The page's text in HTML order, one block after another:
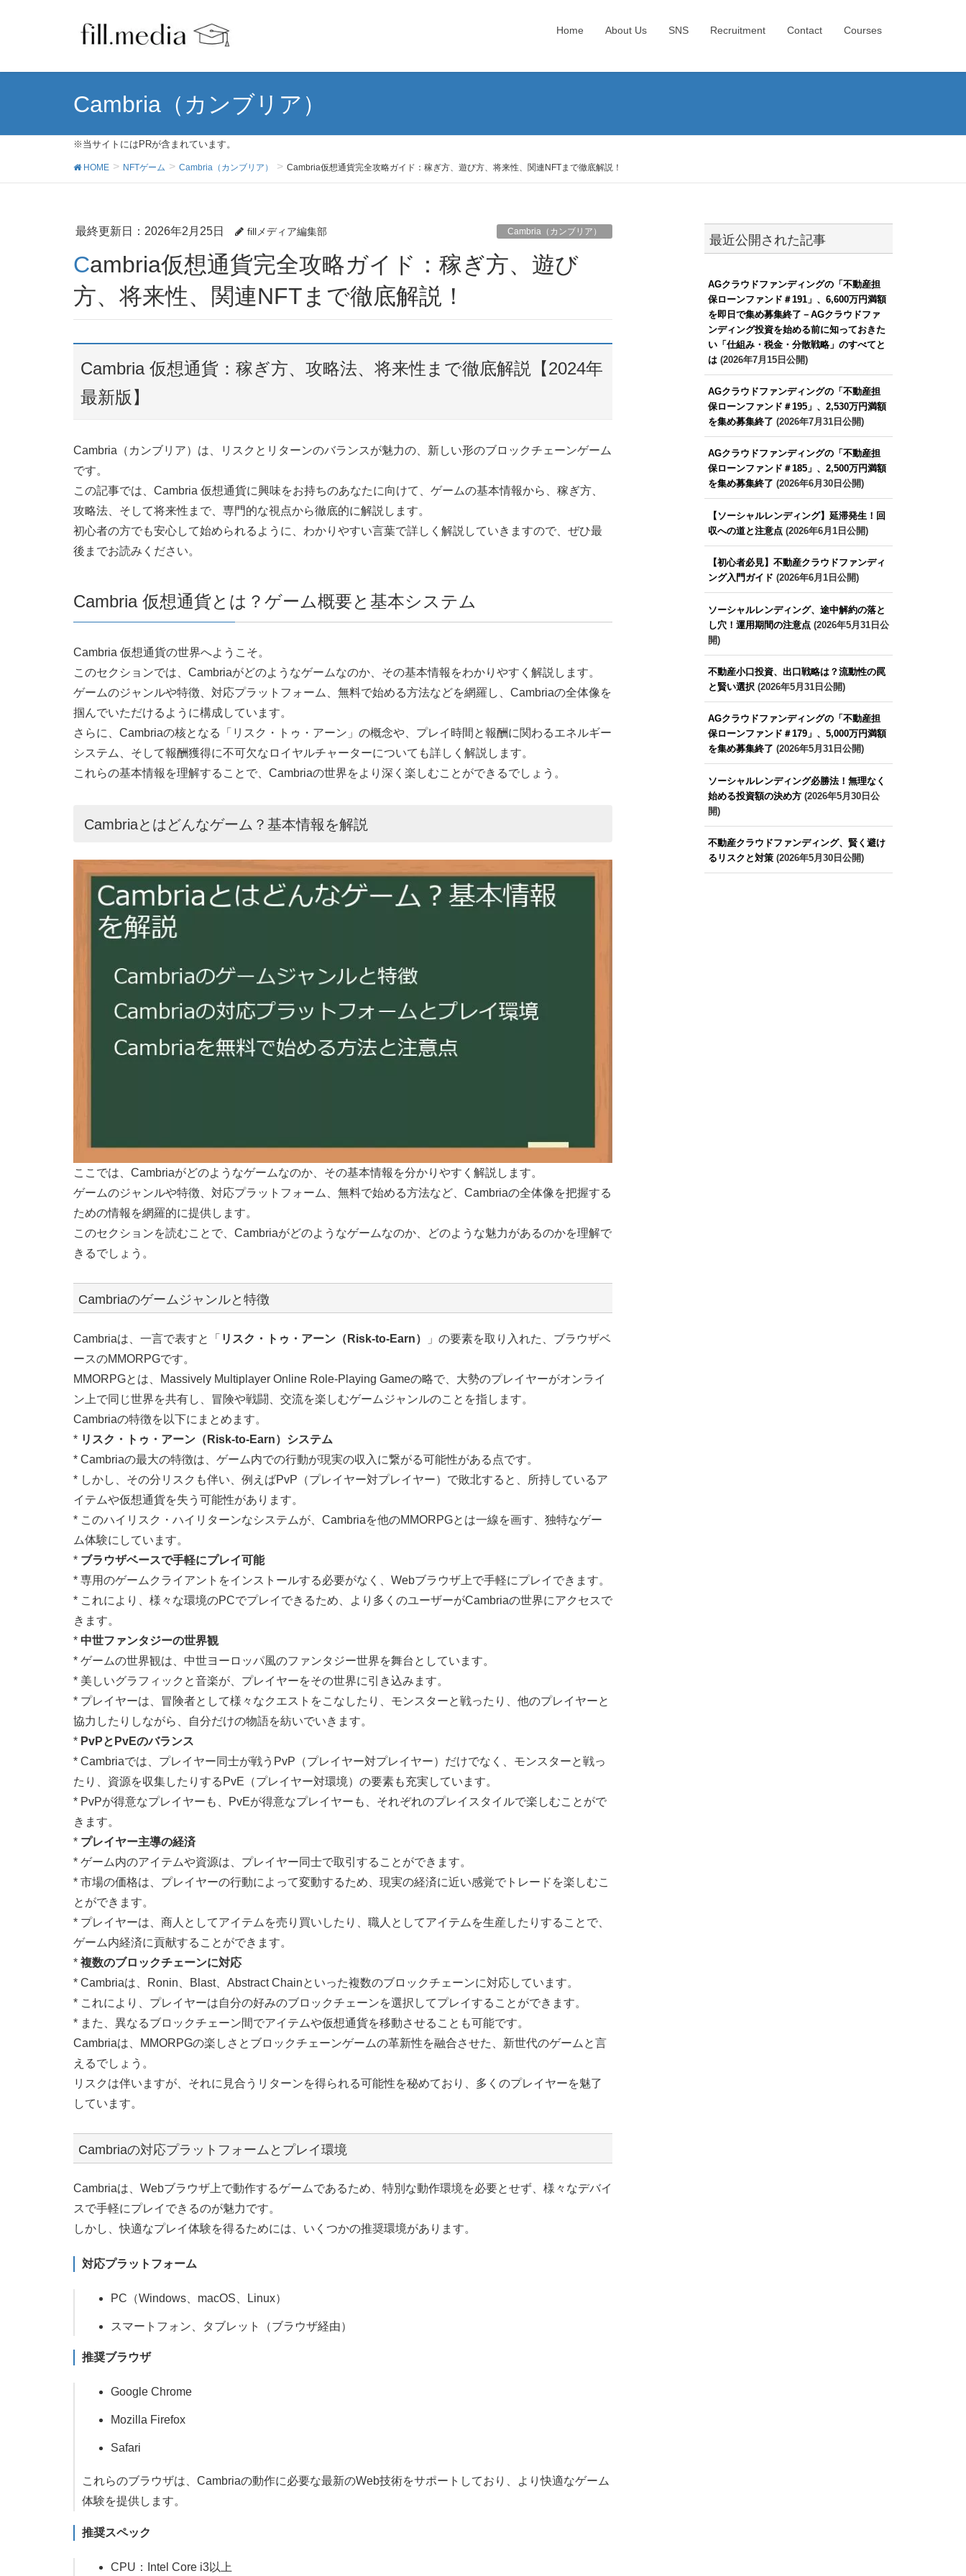
Home About Us SNS Recruitment Contact Courses
Cambria（カンブリア）
※当サイトにはPRが含まれています。
HOME NFTゲーム Cambria（カンブリア） Cambria仮想通貨完全攻略ガイド：稼ぎ方、遊び方、将来性、関連NFTまで徹底解説！
最終更新日：2026年2月25日 fillメディア編集部 Cambria（カンブリア）
Cambria仮想通貨完全攻略ガイド：稼ぎ方、遊び
方、将来性、関連NFTまで徹底解説！
Cambria 仮想通貨：稼ぎ方、攻略法、将来性まで徹底解説【2024年
最新版】
Cambria（カンブリア）は、リスクとリターンのバランスが魅力の、新しい形のブロックチェーンゲーム
です。
この記事では、Cambria 仮想通貨に興味をお持ちのあなたに向けて、ゲームの基本情報から、稼ぎ方、
攻略法、そして将来性まで、専門的な視点から徹底的に解説します。
初心者の方でも安心して始められるように、わかりやすい言葉で詳しく解説していきますので、ぜひ最
後までお読みください。
Cambria 仮想通貨とは？ゲーム概要と基本システム
Cambria 仮想通貨の世界へようこそ。
このセクションでは、Cambriaがどのようなゲームなのか、その基本情報をわかりやすく解説します。
ゲームのジャンルや特徴、対応プラットフォーム、無料で始める方法などを網羅し、Cambriaの全体像を
掴んでいただけるように構成しています。
さらに、Cambriaの核となる「リスク・トゥ・アーン」の概念や、プレイ時間と報酬に関わるエネルギー
システム、そして報酬獲得に不可欠なロイヤルチャーターについても詳しく解説します。
これらの基本情報を理解することで、Cambriaの世界をより深く楽しむことができるでしょう。
Cambriaとはどんなゲーム？基本情報を解説
ここでは、Cambriaがどのようなゲームなのか、その基本情報を分かりやすく解説します。
ゲームのジャンルや特徴、対応プラットフォーム、無料で始める方法など、Cambriaの全体像を把握する
ための情報を網羅的に提供します。
このセクションを読むことで、Cambriaがどのようなゲームなのか、どのような魅力があるのかを理解で
きるでしょう。
Cambriaのゲームジャンルと特徴
Cambriaは、一言で表すと「 リスク・トゥ・アーン（Risk-to-Earn）
」の要素を取り入れた、ブラウザベ
ースのMMORPGです。
MMORPGとは、Massively Multiplayer Online Role-Playing Gameの略で、大勢のプレイヤーがオンライ
ン上で同じ世界を共有し、冒険や戦闘、交流を楽しむゲームジャンルのことを指します。
Cambriaの特徴を以下にまとめます。
* リスク・トゥ・アーン（Risk-to-Earn）システム
* Cambriaの最大の特徴は、ゲーム内での行動が現実の収入に繋がる可能性がある点です。
* しかし、その分リスクも伴い、例えばPvP（プレイヤー対プレイヤー）で敗北すると、所持しているア
イテムや仮想通貨を失う可能性があります。
* このハイリスク・ハイリターンなシステムが、Cambriaを他のMMORPGとは一線を画す、独特なゲー
ム体験にしています。
* ブラウザベースで手軽にプレイ可能
* 専用のゲームクライアントをインストールする必要がなく、Webブラウザ上で手軽にプレイできます。
* これにより、様々な環境のPCでプレイできるため、より多くのユーザーがCambriaの世界にアクセスで
きます。
* 中世ファンタジーの世界観
* ゲームの世界観は、中世ヨーロッパ風のファンタジー世界を舞台としています。
* 美しいグラフィックと音楽が、プレイヤーをその世界に引き込みます。
* プレイヤーは、冒険者として様々なクエストをこなしたり、モンスターと戦ったり、他のプレイヤーと
協力したりしながら、自分だけの物語を紡いでいきます。
* PvPとPvEのバランス
* Cambriaでは、プレイヤー同士が戦うPvP（プレイヤー対プレイヤー）だけでなく、モンスターと戦っ
たり、資源を収集したりするPvE（プレイヤー対環境）の要素も充実しています。
* PvPが得意なプレイヤーも、PvEが得意なプレイヤーも、それぞれのプレイスタイルで楽しむことがで
きます。
* プレイヤー主導の経済
* ゲーム内のアイテムや資源は、プレイヤー同士で取引することができます。
* 市場の価格は、プレイヤーの行動によって変動するため、現実の経済に近い感覚でトレードを楽しむこ
とができます。
* プレイヤーは、商人としてアイテムを売り買いしたり、職人としてアイテムを生産したりすることで、
ゲーム内経済に貢献することができます。
* 複数のブロックチェーンに対応
* Cambriaは、Ronin、Blast、Abstract Chainといった複数のブロックチェーンに対応しています。
* これにより、プレイヤーは自分の好みのブロックチェーンを選択してプレイすることができます。
* また、異なるブロックチェーン間でアイテムや仮想通貨を移動させることも可能です。
Cambriaは、MMORPGの楽しさとブロックチェーンゲームの革新性を融合させた、新世代のゲームと言
えるでしょう。
リスクは伴いますが、それに見合うリターンを得られる可能性を秘めており、多くのプレイヤーを魅了
しています。
Cambriaの対応プラットフォームとプレイ環境
Cambriaは、Webブラウザ上で動作するゲームであるため、特別な動作環境を必要とせず、様々なデバイ
スで手軽にプレイできるのが魅力です。
しかし、快適なプレイ体験を得るためには、いくつかの推奨環境があります。
対応プラットフォーム
PC（Windows、macOS、Linux）
スマートフォン、タブレット（ブラウザ経由）
推奨ブラウザ
Google Chrome
Mozilla Firefox
Safari
これらのブラウザは、Cambriaの動作に必要な最新のWeb技術をサポートしており、より快適なゲーム
体験を提供します。
推奨スペック
CPU：Intel Core i3以上
最近公開された記事
AGクラウドファンディングの「不動産担
保ローンファンド＃191」、6,600万円満額
を即日で集め募集終了－AGクラウドファ
ンディング投資を始める前に知っておきた
い「仕組み・税金・分散戦略」のすべてと
は(2026年7月15日公開)
AGクラウドファンディングの「不動産担
保ローンファンド＃195」、2,530万円満額
を集め募集終了 (2026年7月31日公開)
AGクラウドファンディングの「不動産担
保ローンファンド＃185」、2,500万円満額
を集め募集終了 (2026年6月30日公開)
【ソーシャルレンディング】延滞発生！回
収への道と注意点(2026年6月1日公開)
【初心者必見】不動産クラウドファンディ
ング入門ガイド (2026年6月1日公開)
ソーシャルレンディング、途中解約の落と
し穴！運用期間の注意点(2026年5月31日公
開)
不動産小口投資、出口戦略は？流動性の罠
と賢い選択(2026年5月31日公開)
AGクラウドファンディングの「不動産担
保ローンファンド＃179」、5,000万円満額
を集め募集終了 (2026年5月31日公開)
ソーシャルレンディング必勝法！無理なく
始める投資額の決め方(2026年5月30日公
開)
不動産クラウドファンディング、賢く避け
るリスクと対策(2026年5月30日公開)